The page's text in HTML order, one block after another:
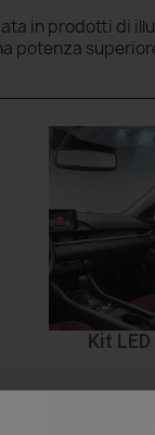
in prodotti di
potenza
Kit